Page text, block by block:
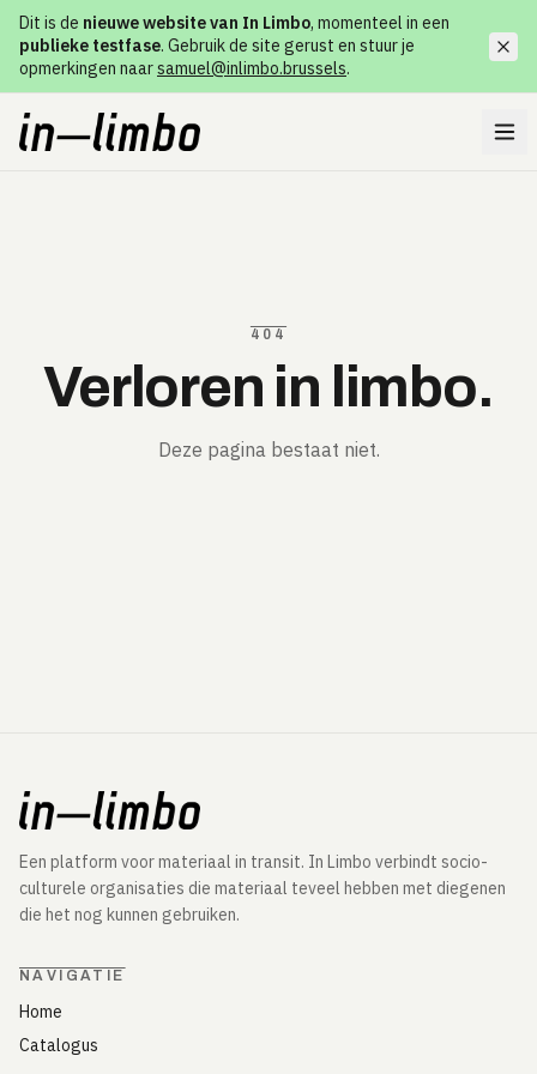
Dit is de nieuwe website van In Limbo, momenteel in een
publieke testfase. Gebruik de site gerust en stuur je
opmerkingen naarsamuel@inlimbo.brussels.
404
Verloren in limbo.
Deze pagina bestaat niet.
Een platform voor materiaal in transit. In Limbo verbindt socio-
culturele organisaties die materiaal teveel hebben met diegenen
die het nog kunnen gebruiken.
NAVIGATIE
Home
Catalogus